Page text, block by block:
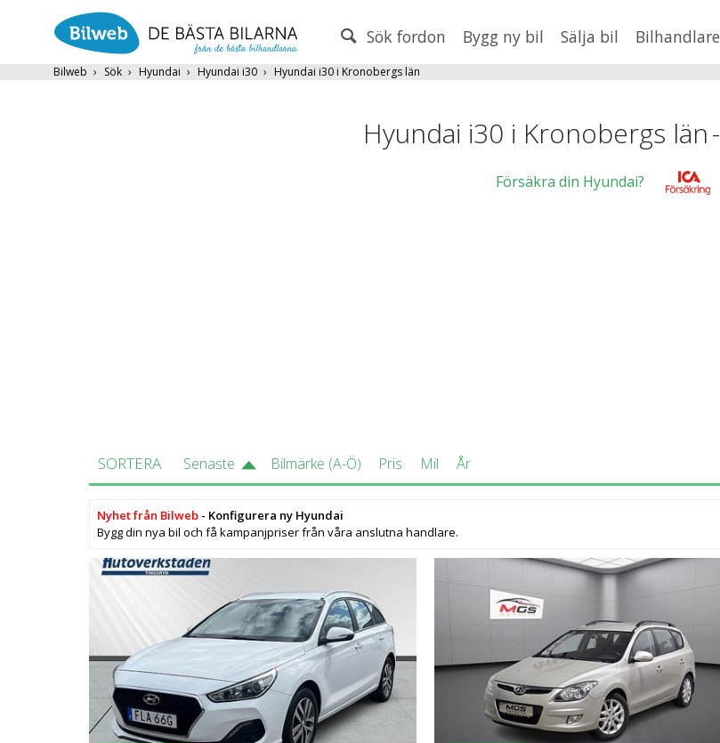
Sök fordon Bygg ny bil Sälja bil Bilhandlare
Bilweb Sök Hyundai Hyundai i30 Hyundai i30 i Kronobergs län
Hyundai i30 i Kronobergs län-
Försäkra din Hyundai?
SORTERA Senaste Bilmärke (A-Ö) Pris Mil År
Nyhet från Bilweb - Konfigurera ny Hyundai
Bygg din nya bil och få kampanjpriser från våra anslutna handlare.